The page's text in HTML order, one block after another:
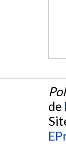
de